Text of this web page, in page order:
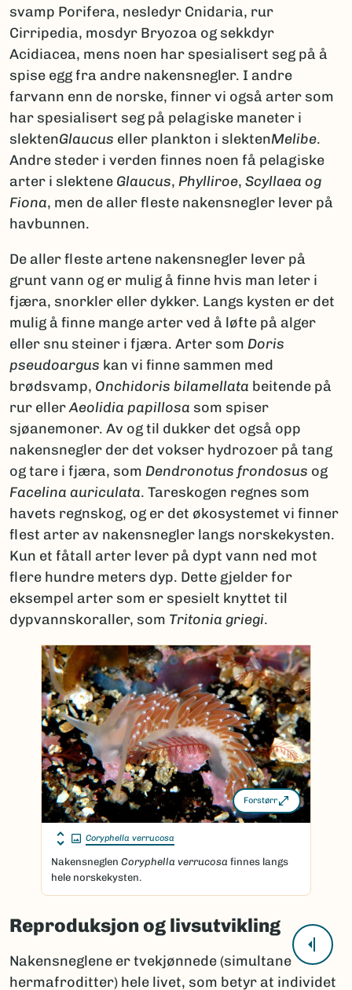
svamp Porifera, nesledyr Cnidaria, rur
Cirripedia, mosdyr Bryozoa og sekkdyr
Acidiacea, mens noen har spesialisert seg på å
spise egg fra andre nakensnegler. I andre
farvann enn de norske, finner vi også arter som
har spesialisert seg på pelagiske maneter i
slektenGlaucus eller plankton i slektenMelibe.
Andre steder i verden finnes noen få pelagiske
arter i slektene Glaucus, Phylliroe, Scyllaea og
Fiona, men de aller fleste nakensnegler lever på
havbunnen.
De aller fleste artene nakensnegler lever på
grunt vann og er mulig å finne hvis man leter i
fjæra, snorkler eller dykker. Langs kysten er det
mulig å finne mange arter ved å løfte på alger
eller snu steiner i fjæra. Arter som Doris
pseudoargus kan vi finne sammen med
brødsvamp, Onchidoris bilamellata beitende på
rur ellerAeolidia papillosa som spiser
sjøanemoner. Av og til dukker det også opp
nakensnegler der det vokser hydrozoer på tang
og tare i fjæra, som Dendronotus frondosus og
Facelina auriculata. Tareskogen regnes som
havets regnskog, og er det økosystemet vi finner
flest arter av nakensnegler langs norskekysten.
Kun et fåtall arter lever på dypt vann ned mot
flere hundre meters dyp. Dette gjelder for
eksempel arter som er spesielt knyttet til
dypvannskoraller, som Tritonia griegi.
Forstørr
Coryphella verrucosa
Nakensneglen Coryphella verrucosa finnes langs
hele norskekysten.
Reproduksjon og livsutvikling
Nakensneglene er tvekjønnede (simultane
hermafroditter) hele livet, som betyr at individet